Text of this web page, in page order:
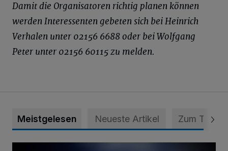
Damit die Organisatoren richtig planen können
werden Interessenten gebeten sich bei Heinrich
Verhalen unter 02156 6688 oder bei Wolfgang
Peter unter 02156 60115 zu melden.
Meistgelesen Neueste Artikel Zum Thema